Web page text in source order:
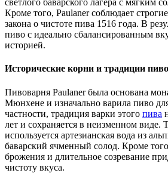
светлого баварского лагера с мягким
Кроме того, Paulaner соблюдает
закона о чистоте пива 1516 года. В
пиво с идеально сбалансированным
историей.
Исторические корни и традиции
Пивоварня Paulaner была основана
Мюнхене и изначально варила пиво
частности, традиция варки этого пива
лет и сохраняется в неизменном виде.
используется артезианская вода из
баварский ячменный солод. Кроме
брожения и длительное созревание
чистоту вкуса.